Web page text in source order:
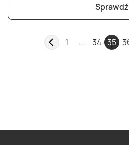
Sprawdź
1 ... 34 35